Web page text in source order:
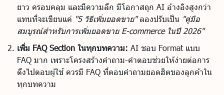
ยาว ครอบคลุม และมีความลึก มีโอกาสถูก AI อ้างอิงสูงกว่า
แทนที่จะเขียนแค่ "5 วิธีเพิ่มยอดขาย"ลองปรับเป็น "คู่มือ
สมบูรณ์สำหรับการเพิ่มยอดขาย E-commerce ในปี 2026"
เพิ่ม FAQ Section ในทุกบทความ: AI ชอบ Format แบบ
FAQ มาก เพราะโครงสร้างคำถาม-คำตอบช่วยให้ง่ายต่อการ
ดึงไปตอบผู้ใช้ ควรมี FAQ ที่ตอบคำถามยอดฮิตของลูกค้าใน
ทุกบทความ